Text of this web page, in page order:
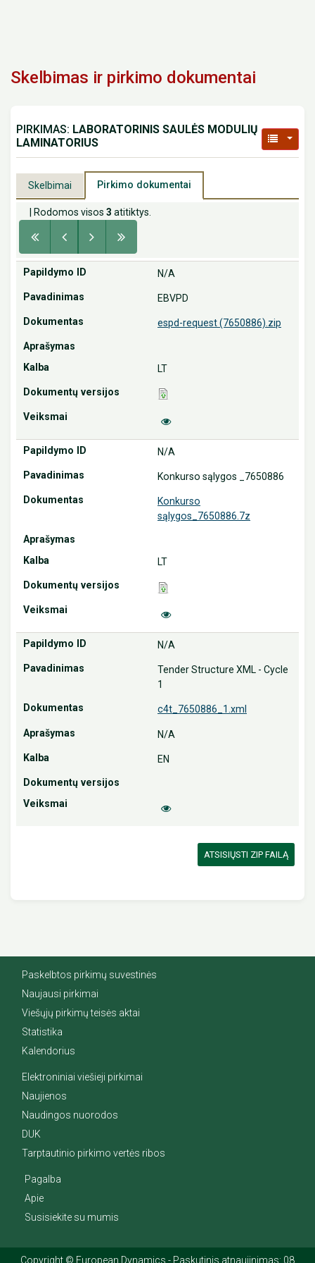
Skelbimas ir pirkimo dokumentai
PIRKIMAS: LABORATORINIS SAULĖS MODULIŲ
LAMINATORIUS
Skelbimai Pirkimo dokumentai
| Rodomos visos 3 atitiktys.
N/A
EBVPD
espd-request (7650886).zip
LT
N/A
Konkurso sąlygos _7650886
Konkurso
sąlygos_7650886.7z
LT
N/A
Tender Structure XML - Cycle
1
c4t_7650886_1.xml
N/A
EN
ATSISIŲSTI ZIP FAILĄ
Paskelbtos pirkimų suvestinės
Naujausi pirkimai
Viešųjų pirkimų teisės aktai
Statistika
Kalendorius
Elektroniniai viešieji pirkimai
Naujienos
Naudingos nuorodos
DUK
Tarptautinio pirkimo vertės ribos
Pagalba
Apie
Susisiekite su mumis
Copyright © European Dynamics - Paskutinis atnaujinimas: 08